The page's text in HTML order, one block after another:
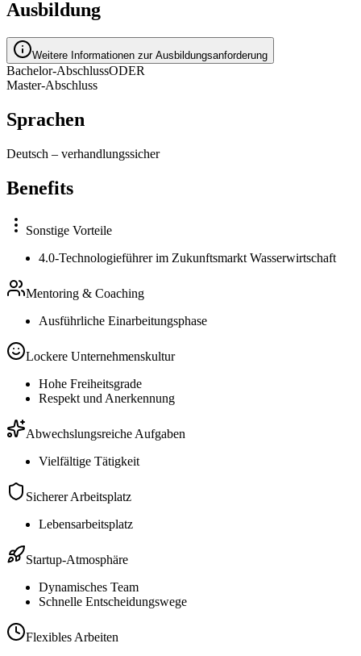
Ausbildung
Weitere Informationen zur Ausbildungsanforderung
Bachelor-AbschlussODER
Master-Abschluss
Sprachen
Deutsch – verhandlungssicher
Benefits
Sonstige Vorteile
4.0-Technologieführer im Zukunftsmarkt Wasserwirtschaft
Mentoring & Coaching
Ausführliche Einarbeitungsphase
Lockere Unternehmenskultur
Hohe Freiheitsgrade
Respekt und Anerkennung
Abwechslungsreiche Aufgaben
Vielfältige Tätigkeit
Sicherer Arbeitsplatz
Lebensarbeitsplatz
Startup-Atmosphäre
Dynamisches Team
Schnelle Entscheidungswege
Flexibles Arbeiten